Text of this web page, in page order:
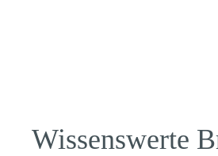
Wissenswerte